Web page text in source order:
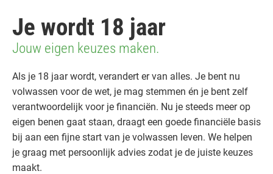
Je wordt 18 jaar
Jouw eigen keuzes maken.
Als je 18 jaar wordt, verandert er van alles. Je bent nu
volwassen voor de wet, je mag stemmen én je bent zelf
verantwoordelijk voor je financiën. Nu je steeds meer op
eigen benen gaat staan, draagt een goede financiële basis
bij aan een fijne start van je volwassen leven. We helpen
je graag met persoonlijk advies zodat je de juiste keuzes
maakt.